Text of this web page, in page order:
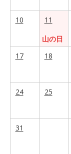
10
11
山の日
17
18
24 25
31